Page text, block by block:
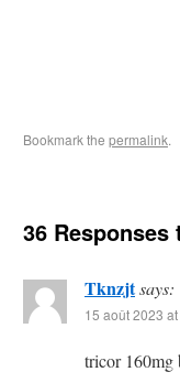
Bookmark the permalink.
36 Responses
Tknzjtsays:
15 août 2023
tricor 160mg